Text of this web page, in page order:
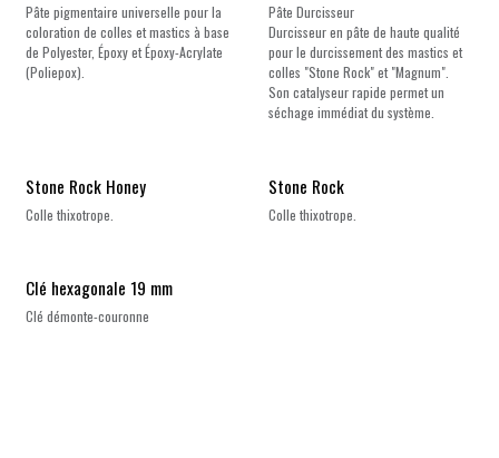
Pâte pigmentaire universelle pour la
coloration de colles et mastics à base
de Polyester, Époxy et Époxy-Acrylate
(Poliepox).
Pâte Durcisseur
Durcisseur en pâte de haute qualité
pour le durcissement des mastics et
colles "Stone Rock" et "Magnum".
Son catalyseur rapide permet un
séchage immédiat du système.
Stone Rock Honey
Colle thixotrope.
Stone Rock
Colle thixotrope.
Clé hexagonale 19 mm
Clé démonte-couronne